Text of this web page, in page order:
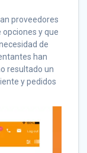
proveedores
y que
de
han
resultado un
y pedidos